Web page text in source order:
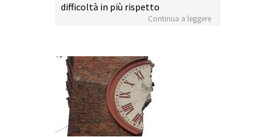
difficoltà in più rispetto
Continua a leggere